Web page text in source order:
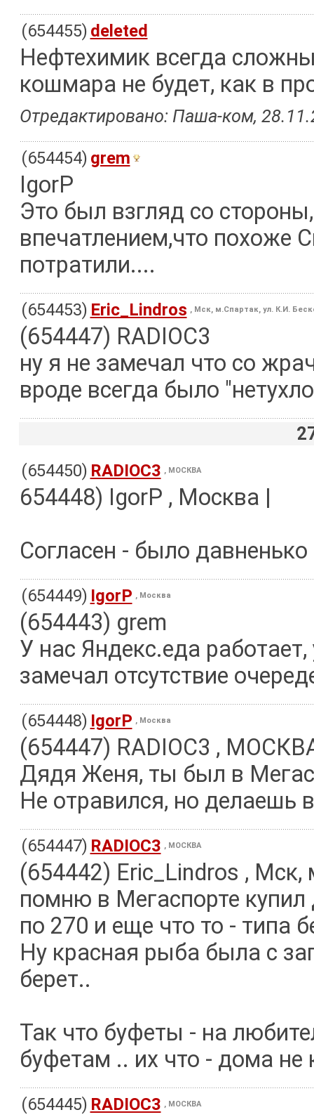
(654455) deleted
Нефтехимик всегда
кошмара не будет, как в
Отредактировано: Паша-ком,
(654454) grem
IgorP
Это был взгляд со
впечатлением,что похоже
потратили....
(654453) Eric_Lindros , Мск, м.Спартак, ул. К.И.
(654447) RADIOC3
ну я не замечал что со
вроде всегда было
(654450) RADIOC3 , МОСКВА
654448) IgorP , Москва |
Согласен - было давненько
(654449) IgorP , Москва
(654443) grem
У нас Яндекс.еда
замечал отсутствие
(654448) IgorP , Москва
(654447) RADIOC3 ,
Дядя Женя, ты был в
Не отравился, но делаешь
(654447) RADIOC3 , МОСКВА
(654442) Eric_Lindros ,
помню в Мегаспорте
по 270 и еще что то - типа
Ну красная рыба была с
берет..
Так что буфеты - на
буфетам .. их что - дома не
(654445) RADIOC3 , МОСКВА